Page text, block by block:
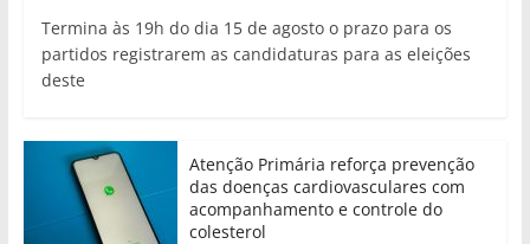
Termina às 19h do dia 15 de agosto o prazo para os
partidos registrarem as candidaturas para as eleições
deste
Atenção Primária reforça prevenção
das doenças cardiovasculares com
acompanhamento e controle do
colesterol